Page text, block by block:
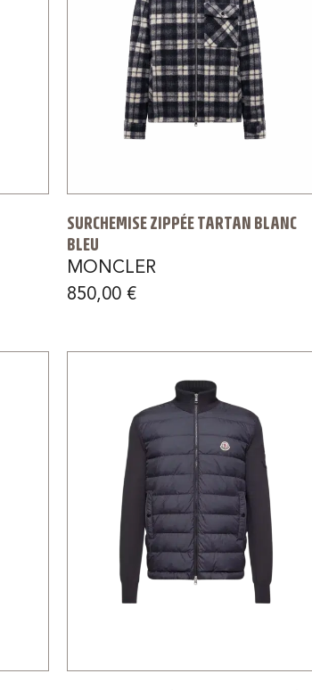
SURCHEMISE ZIPPÉE TARTAN BLANC
BLEU
MONCLER
850,00 €